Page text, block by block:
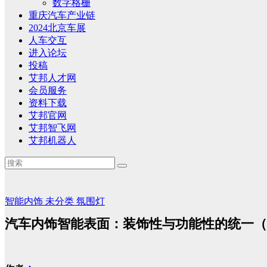
数字格栅
重庆汽车产业链
2024北京车展
人车交互
进入论坛
投稿
艾邦人才网
会员服务
资料下载
艾邦官网
艾邦智飞网
艾邦机器人
智能内饰 未分类 氛围灯
汽车内饰智能表面：装饰性与功能性的统一